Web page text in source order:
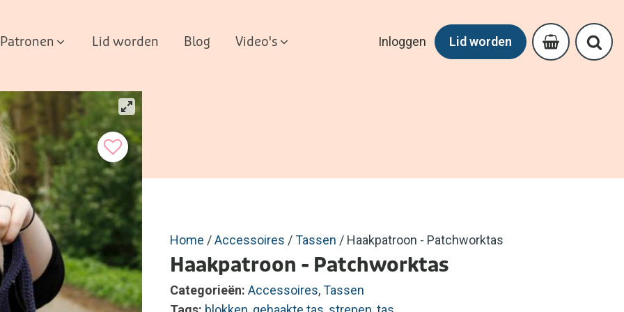
Patronen Lid worden Blog Video's Inloggen Lid worden
Home /Accessoires /Tassen / Haakpatroon - Patchworktas
Haakpatroon - Patchworktas
Categorieën: Accessoires,Tassen